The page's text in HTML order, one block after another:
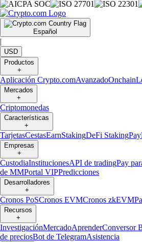
Español
|
USD
Productos
+
Aplicación Crypto.comAvanzadoOnchain
Mercados
+
Criptomonedas
Características
+
TarjetasCestasEarnStakingDeFi StakingPay
Empresas
+
CustodiaInstitucionesAPI de tradingPay
de MMPortal VIPPredicciones
Desarrolladores
+
Cronos PoSCronos EVMCronos zkEVM
Recursos
+
InvestigaciónMercadoAprenderConversor
de preciosBot de TelegramAsistencia